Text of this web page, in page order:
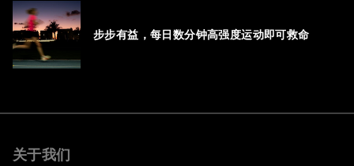
步步有益，每日数分钟高强度运动即可救命
关于我们